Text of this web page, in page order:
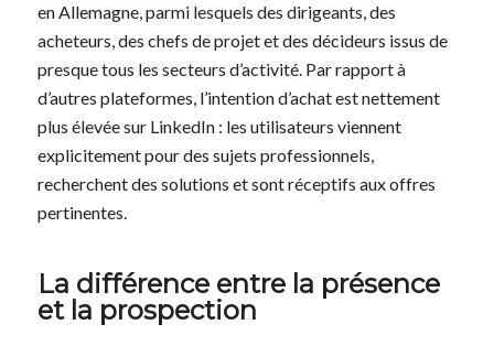
en Allemagne, parmi lesquels des dirigeants, des
acheteurs, des chefs de projet et des décideurs issus de
presque tous les secteurs d’activité. Par rapport à
d’autres plateformes, l’intention d’achat est nettement
plus élevée sur LinkedIn : les utilisateurs viennent
explicitement pour des sujets professionnels,
recherchent des solutions et sont réceptifs aux offres
pertinentes.
La différence entre la présence
et la prospection